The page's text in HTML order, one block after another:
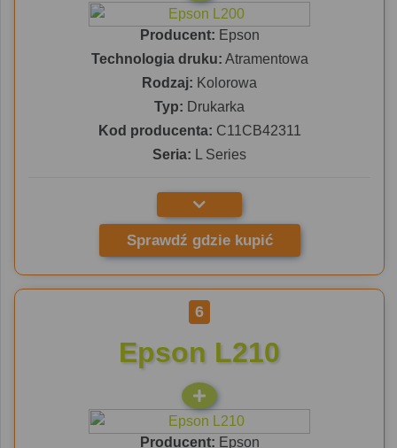
Producent: Epson
Technologia druku: Atramentowa
Rodzaj: Kolorowa
Typ: Drukarka
Kod producenta: C11CB42311
Seria: L Series
Sprawdź gdzie kupić
6
Epson L210
Producent: Epson